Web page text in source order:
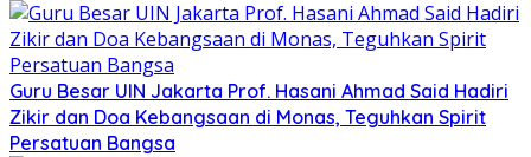
Guru Besar UIN Jakarta Prof. Hasani Ahmad Said Hadiri
Zikir dan Doa Kebangsaan di Monas, Teguhkan Spirit
Persatuan Bangsa